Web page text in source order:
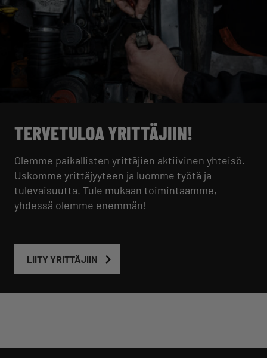
TERVETULOA YRITTÄJIIN!
Olemme paikallisten yrittäjien aktiivinen yhteisö.
Uskomme yrittäjyyteen ja luomme työtä ja
tulevaisuutta. Tule mukaan toimintaamme,
yhdessä olemme enemmän!
LIITY YRITTÄJIIN